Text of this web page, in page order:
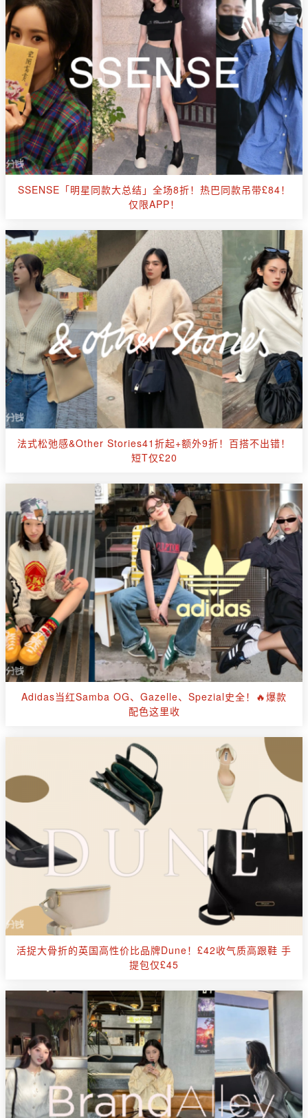
SSENSE「明星同款大总结」全场8折！热巴同款吊带£84！
仅限APP！
法式松弛感&Other Stories41折起+额外9折！百搭不出错！
短T仅£20
Adidas当红Samba OG、Gazelle、Spezial史全！🔥爆款
配色这里收
活捉大骨折的英国高性价比品牌Dune！£42收气质高跟鞋 手
提包仅£45